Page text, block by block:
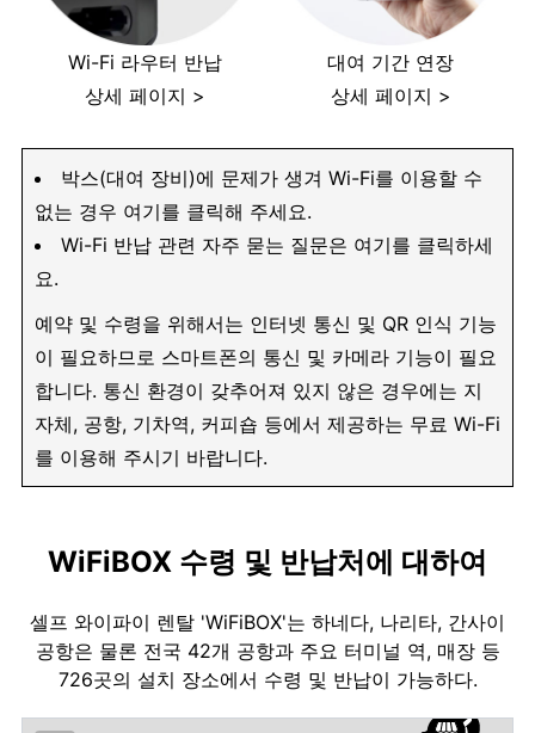
Wi-Fi 라우터 반납
상세 페이지 >
대여 기간 연장
상세 페이지 >
박스(대여 장비)에 문제가 생겨 Wi-Fi를 이용할 수
없는 경우 여기를 클릭해 주세요.
Wi-Fi 반납 관련 자주 묻는 질문은 여기를 클릭하세
요.
예약 및 수령을 위해서는 인터넷 통신 및 QR 인식 기능
이 필요하므로 스마트폰의 통신 및 카메라 기능이 필요
합니다. 통신 환경이 갖추어져 있지 않은 경우에는 지
자체, 공항, 기차역, 커피숍 등에서 제공하는 무료 Wi-Fi
를 이용해 주시기 바랍니다.
WiFiBOX 수령 및 반납처에 대하여
셀프 와이파이 렌탈 'WiFiBOX'는 하네다, 나리타, 간사이
공항은 물론 전국 42개 공항과 주요 터미널 역, 매장 등
726곳의 설치 장소에서 수령 및 반납이 가능하다.